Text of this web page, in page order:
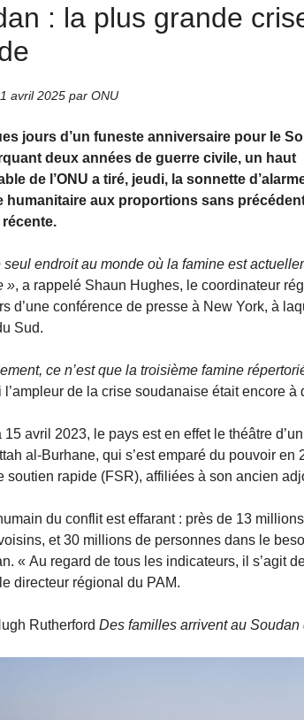
: la plus grande
avril 2025 par ONU
jours d’un funeste anniversaire pour le
deux années de guerre civile, un haut
de l’ONU a tiré, jeudi, la sonnette
humanitaire aux proportions sans
récente.
seul endroit au monde où la famine est
», a rappelé Shaun Hughes, le coordinateur
d’une conférence de presse à New York, à
Sud.
ce n’est que la troisième famine
l’ampleur de la crise soudanaise était encore à
15 avril 2023, le pays est en effet le théâtre
al-Burhane, qui s’est emparé du pouvoir en
soutien rapide (FSR), affiliées à son ancien
du conflit est effarant : près de 13
et 30 millions de personnes dans le
« Au regard de tous les indicateurs, il s’agit
directeur régional du PAM.
Rutherford Des familles arrivent au